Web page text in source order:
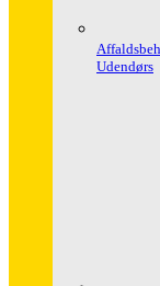
Udendørs